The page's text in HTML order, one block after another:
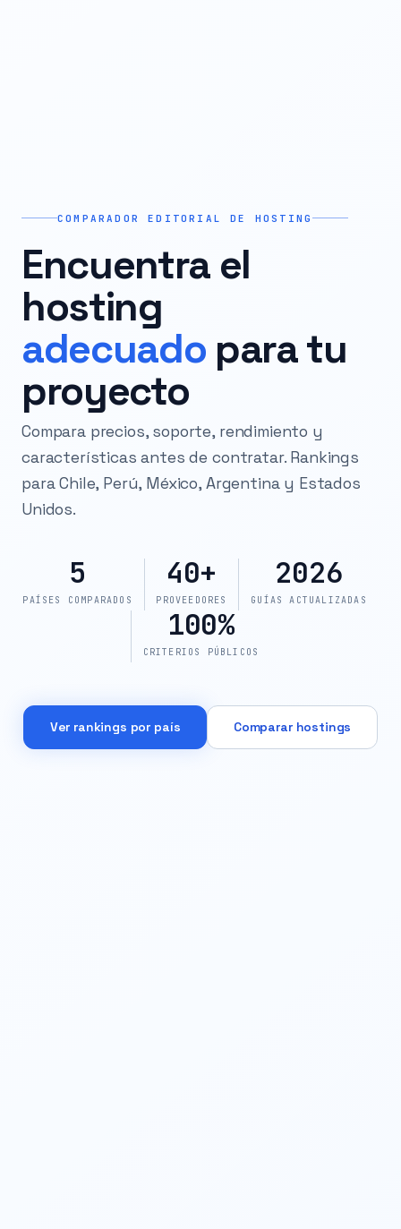
COMPARADOR EDITORIAL DE HOSTING
Encuentra el
hosting
adecuado para tu
proyecto
Compara precios, soporte, rendimiento y
características antes de contratar. Rankings
para Chile, Perú, México, Argentina y Estados
Unidos.
5
PAÍSES COMPARADOS
40+
PROVEEDORES
2026
GUÍAS ACTUALIZADAS
100%
CRITERIOS PÚBLICOS
Ver rankings por país Comparar hostings